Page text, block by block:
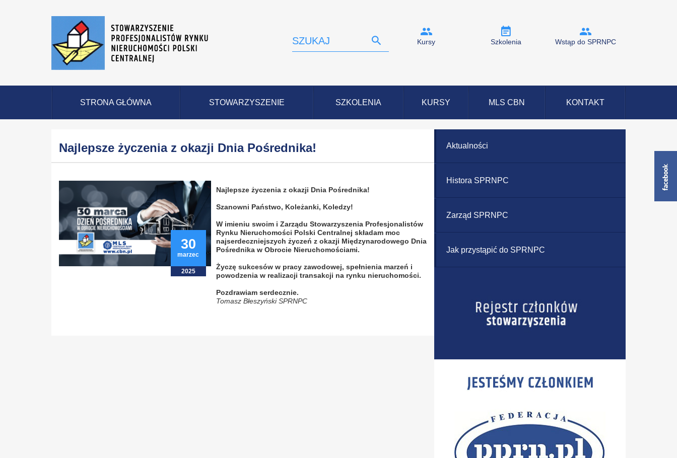
Kursy Szkolenia Wstąp do SPRNPC
STRONA GŁÓWNA STOWARZYSZENIE SZKOLENIA KURSY MLS CBN KONTAKT
Najlepsze życzenia z okazji Dnia Pośrednika!
30
marzec
2025
Najlepsze życzenia z okazji Dnia Pośrednika!
Szanowni Państwo, Koleżanki, Koledzy!
W imieniu swoim i Zarządu Stowarzyszenia Profesjonalistów
Rynku Nieruchomości Polski Centralnej składam moc
najserdeczniejszych życzeń z okazji Międzynarodowego Dnia
Pośrednika w Obrocie Nieruchomościami.
Życzę sukcesów w pracy zawodowej, spełnienia marzeń i
powodzenia w realizacji transakcji na rynku nieruchomości.
Pozdrawiam serdecznie.
Tomasz Błeszyński SPRNPC
Aktualności
Histora SPRNPC
Zarząd SPRNPC
Jak przystąpić do SPRNPC